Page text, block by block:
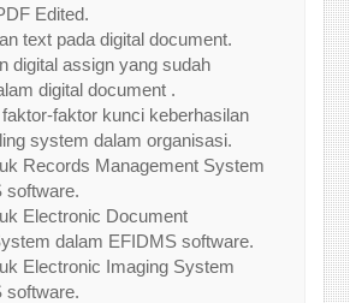
Edited.
text pada digital document.
digital assign yang sudah
digital document .
faktor kunci keberhasilan
system dalam organisasi.
Records Management System
software.
Electronic Document
dalam EFIDMS software.
Electronic Imaging System
software.